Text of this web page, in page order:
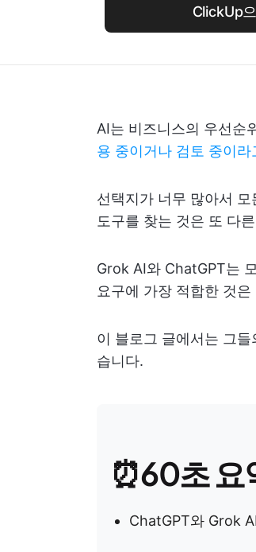
ClickUp
AI는 비즈니스의 우선순
용 중이거나 검토 중이라
선택지가 너무 많아서
도구를 찾는 것은 또 다
Grok AI와 ChatGPT는
요구에 가장 적합한 것
이 블로그 글에서는 그
습니다.
⏰60초 요
ChatGPT와 Grok